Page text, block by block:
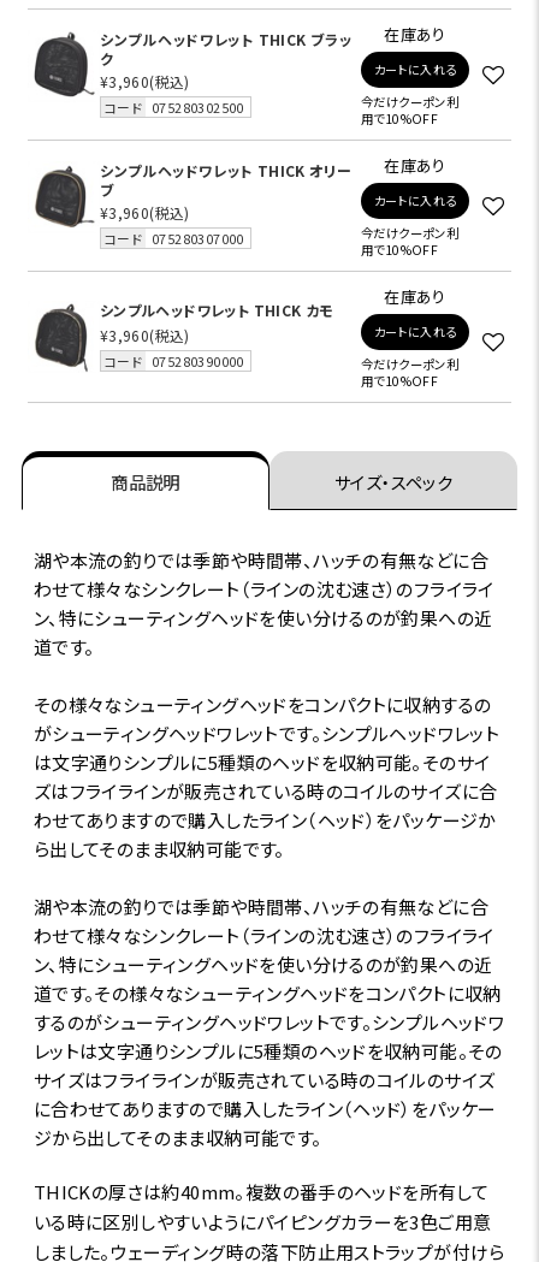
シンプルヘッドワレット THICK ブラッ
ク
¥3,960(税込)
コード 075280302500
在庫あり
カートに入れる
今だけクーポン利
用で10%OFF
シンプルヘッドワレット THICK オリー
ブ
¥3,960(税込)
コード 075280307000
在庫あり
カートに入れる
今だけクーポン利
用で10%OFF
シンプルヘッドワレット THICK カモ
¥3,960(税込)
コード 075280390000
在庫あり
カートに入れる
今だけクーポン利
用で10%OFF
商品説明 サイズ・スペック
湖や本流の釣りでは季節や時間帯、ハッチの有無などに合
わせて様々なシンクレート（ラインの沈む速さ）のフライライ
ン、特にシューティングヘッドを使い分けるのが釣果への近
道です。
その様々なシューティングヘッドをコンパクトに収納するの
がシューティングヘッドワレットです。シンプルヘッドワレット
は文字通りシンプルに5種類のヘッドを収納可能。そのサイ
ズはフライラインが販売されている時のコイルのサイズに合
わせてありますので購入したライン（ヘッド）をパッケージか
ら出してそのまま収納可能です。
湖や本流の釣りでは季節や時間帯、ハッチの有無などに合
わせて様々なシンクレート（ラインの沈む速さ）のフライライ
ン、特にシューティングヘッドを使い分けるのが釣果への近
道です。その様々なシューティングヘッドをコンパクトに収納
するのがシューティングヘッドワレットです。シンプルヘッドワ
レットは文字通りシンプルに5種類のヘッドを収納可能。その
サイズはフライラインが販売されている時のコイルのサイズ
に合わせてありますので購入したライン（ヘッド）をパッケー
ジから出してそのまま収納可能です。
THICKの厚さは約40mm。複数の番手のヘッドを所有して
いる時に区別しやすいようにパイピングカラーを3色ご用意
しました。ウェーディング時の落下防止用ストラップが付けら